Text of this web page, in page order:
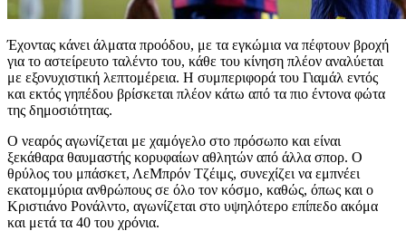
Έχοντας κάνει άλματα προόδου, με τα εγκώμια να πέφτουν βροχή
για το αστείρευτο ταλέντο του, κάθε του κίνηση πλέον αναλύεται
με εξονυχιστική λεπτομέρεια. Η συμπεριφορά του Γιαμάλ εντός
και εκτός γηπέδου βρίσκεται πλέον κάτω από τα πιο έντονα φώτα
της δημοσιότητας.
Ο νεαρός αγωνίζεται με χαμόγελο στο πρόσωπο και είναι
ξεκάθαρα θαυμαστής κορυφαίων αθλητών από άλλα σπορ. Ο
θρύλος του μπάσκετ, ΛεΜπρόν Τζέιμς, συνεχίζει να εμπνέει
εκατομμύρια ανθρώπους σε όλο τον κόσμο, καθώς, όπως και ο
Κριστιάνο Ρονάλντο, αγωνίζεται στο υψηλότερο επίπεδο ακόμα
και μετά τα 40 του χρόνια.